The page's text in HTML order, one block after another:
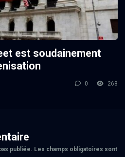
est soudainement
0 268
publiée. Les champs obligatoires sont